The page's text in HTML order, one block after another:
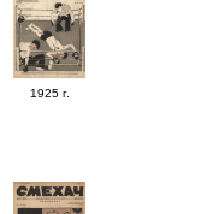
1925 г.